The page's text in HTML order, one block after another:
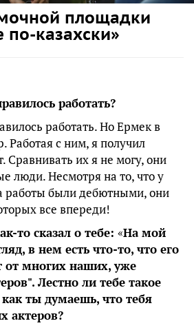
площадки
по-казахски»
работать?
работать. Но Ермек в
Работая с ним, я получил
Сравнивать их я не могу, они
люди. Несмотря на то, что у
работы были дебютными, они
все впереди!
то сказал о тебе: «На мой
в нем есть что-то, что его
от многих наших, уже
Лестно ли тебе такое
ты думаешь, что тебя
актеров?